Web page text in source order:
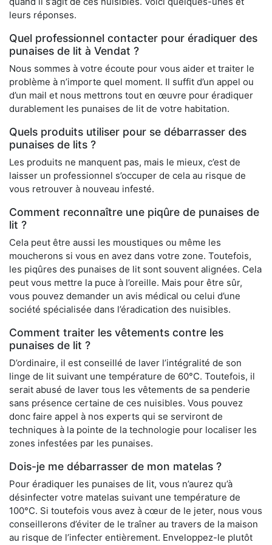
leurs réponses.
Quel professionnel contacter pour éradiquer des
punaises de lit à Vendat ?
Nous sommes à votre écoute pour vous aider et traiter le
problème à n’importe quel moment. Il suffit d’un appel ou
d’un mail et nous mettrons tout en œuvre pour éradiquer
durablement les punaises de lit de votre habitation.
Quels produits utiliser pour se débarrasser des
punaises de lits ?
Les produits ne manquent pas, mais le mieux, c’est de
laisser un professionnel s’occuper de cela au risque de
vous retrouver à nouveau infesté.
Comment reconnaître une piqûre de punaises de
lit ?
Cela peut être aussi les moustiques ou même les
moucherons si vous en avez dans votre zone. Toutefois,
les piqûres des punaises de lit sont souvent alignées. Cela
peut vous mettre la puce à l’oreille. Mais pour être sûr,
vous pouvez demander un avis médical ou celui d’une
société spécialisée dans l’éradication des nuisibles.
Comment traiter les vêtements contre les
punaises de lit ?
D’ordinaire, il est conseillé de laver l’intégralité de son
linge de lit suivant une température de 60°C. Toutefois, il
serait abusé de laver tous les vêtements de sa penderie
sans présence certaine de ces nuisibles. Vous pouvez
donc faire appel à nos experts qui se serviront de
techniques à la pointe de la technologie pour localiser les
zones infestées par les punaises.
Dois-je me débarrasser de mon matelas ?
Pour éradiquer les punaises de lit, vous n’aurez qu’à
désinfecter votre matelas suivant une température de
100°C. Si toutefois vous avez à cœur de le jeter, nous vous
conseillerons d’éviter de le traîner au travers de la maison
au risque de l’infecter entièrement. Enveloppez-le plutôt